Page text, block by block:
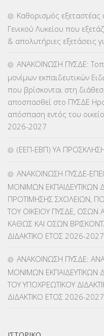
ΕΠΙΜΟΡΦΩΣΗ Τ.Π.Ε.(10)
ΚΕΣΥ(60)
ΚΕΣΥΠ(109)
ΚΠγ – ΚΡΑΤΙΚΟ
ΚΠπ- ΚΡΑΤΙΚΟ
ΛΟΙΠΑ(309)
ΜΑΘΗΤΕΙΑ(275)
ΜΕΤΑΘΕΣΕΙΣ-
ΜΕΤΑΦΟΡΑ ΜΑΘΗΤΩΝ
ΝΟΜΟΘΕΣΙΑ(66)
Καθορισμός εξεταστέας
Γενικού Λυκείου που
& απολυτήριες εξετάσεις
ΑΝΑΚΟΙΝΩΣΗ ΠΥΣΔΕ:
μονίμων εκπαιδευτικών
που βρίσκονται στη
αποσπασθεί στο ΠΥΣΔΕ
απόσπαση εντός του
2026-2027
(ΕΕΠ-ΕΒΠ) ΥΑ
ΑΝΑΚΟΙΝΩΣΗ ΠΥΣΔΕ-
ΜΟΝΙΜΩΝ ΕΚΠΑΙΔΕΥΤΙΚΩΝ
ΠΡΟΤΙΜΗΣΗΣ ΣΧΟΛΕΙΩΝ,
ΤΟΥ ΟΙΚΕΙΟΥ ΠΥΣΔΕ,
ΚΑΘΩΣ ΚΑΙ ΟΣΩΝ
ΔΙΔΑΚΤΙΚΟ ΕΤΟΣ 2026-2027
ΑΝΑΚΟΙΝΩΣΗ ΠΥΣΔΕ:
ΜΟΝΙΜΩΝ ΕΚΠΑΙΔΕΥΤΙΚΩΝ
ΤΟΥ ΥΠΟΧΡΕΩΤΙΚΟΥ
ΔΙΔΑΚΤΙΚΟ ΕΤΟΣ 2026-2027